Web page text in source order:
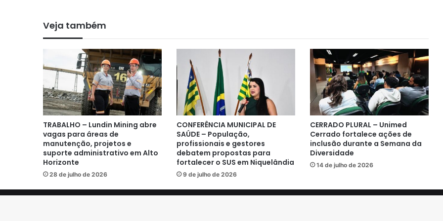
para o 3º Prêmio de Inovação do
Setor Público
TECNOLOGIA – Frota de drones
agiliza manutenções preventivas
na rede de energia elétrica em
Goiás
ACORDO CUMPRIDO – MP suspende
28 ações contra a Equatorial após
investimentos de R$ 7,1 bilhões em
Goiás
autoriza inclusão de parentes até
quarto grau no Ipasgo Saúde
Veja também
TRABALHO – Lundin Mining abre
vagas para áreas de
manutenção, projetos e
suporte administrativo em Alto
Horizonte
28 de julho de 2026
CONFERÊNCIA MUNICIPAL DE
SAÚDE – População,
profissionais e gestores
debatem propostas para
fortalecer o SUS em Niquelândia
9 de julho de 2026
CERRADO PLURAL – Unimed
Cerrado fortalece ações de
inclusão durante a Semana da
Diversidade
14 de julho de 2026